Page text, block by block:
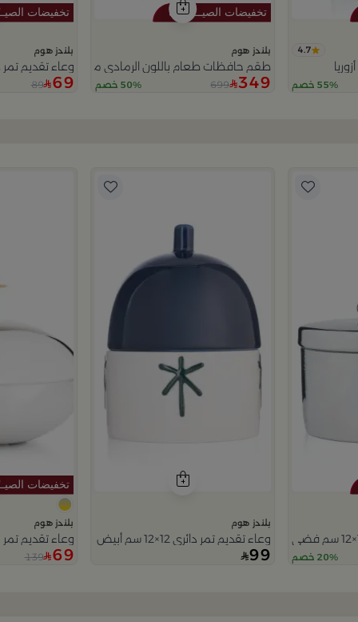
4.7
55% خصم
بلندز هوم
طقم حافظات طعام باللون الرمادي من أزوريا
349
699 50% خصم
بلندز هوم
وعاء تقديم تمر دائري 12×12 سم أبيض وأزرق من الخزف
69
89
20% خصم
بلندز هوم
وعاء تقديم تمر دائري 12×12 سم أبيض وأزرق من الخزف الحجري بنقش نخلة من ميرلان
99
بلندز هوم
وعاء تقديم
69
139